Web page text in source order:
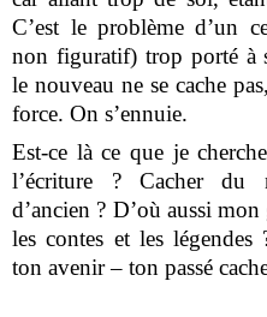
C’est le problème d’un
non figuratif) trop porté à
le nouveau ne se cache
force. On s’ennuie.
Est-ce là ce que je
l’écriture ? Cacher du
d’ancien ? D’où aussi
les contes et les légendes
ton avenir – ton passé